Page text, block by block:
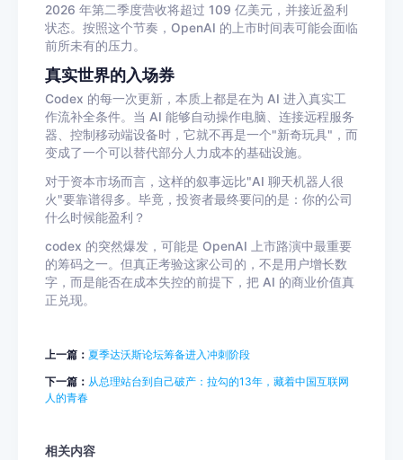
2026 年第二季度营收将超过 109 亿美元，并接近盈利
状态。按照这个节奏，OpenAI 的上市时间表可能会面临
前所未有的压力。
真实世界的入场券
Codex 的每一次更新，本质上都是在为 AI 进入真实工
作流补全条件。当 AI 能够自动操作电脑、连接远程服务
器、控制移动端设备时，它就不再是一个"新奇玩具"，而
变成了一个可以替代部分人力成本的基础设施。
对于资本市场而言，这样的叙事远比"AI 聊天机器人很
火"要靠谱得多。毕竟，投资者最终要问的是：你的公司
什么时候能盈利？
codex 的突然爆发，可能是 OpenAI 上市路演中最重要
的筹码之一。但真正考验这家公司的，不是用户增长数
字，而是能否在成本失控的前提下，把 AI 的商业价值真
正兑现。
上一篇： 夏季达沃斯论坛筹备进入冲刺阶段
下一篇： 从总理站台到自己破产：拉勾的13年，藏着中国互联网
人的青春
相关内容